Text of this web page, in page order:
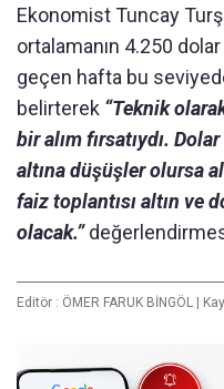
Ekonomist Tuncay
ortalamanın 4.250
geçen hafta bu
belirterek “Teknik
bir alım fırsatıydı.
altına düşüşler olursa
faiz toplantısı altın ve
olacak.”
Editör : ÖMER FARUK BİNGÖL